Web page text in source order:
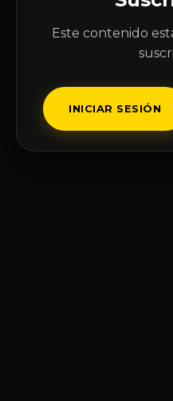
Este contenido
INICIAR SESIÓN